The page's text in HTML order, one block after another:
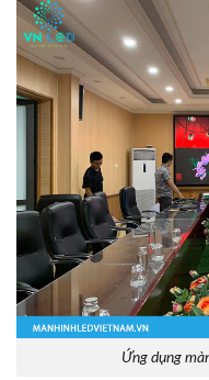
Ứng dụng